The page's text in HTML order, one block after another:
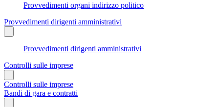
Provvedimenti organi indirizzo politico
Provvedimenti dirigenti amministrativi
Provvedimenti dirigenti amministrativi
Controlli sulle imprese
Controlli sulle imprese
Bandi di gara e contratti